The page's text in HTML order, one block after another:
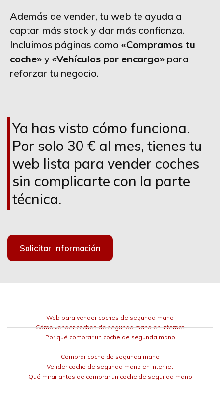
Además de vender, tu web te ayuda a
captar más stock y dar más confianza.
Incluimos páginas como «Compramos tu
coche» y «Vehículos por encargo» para
reforzar tu negocio.
Ya has visto cómo funciona.
Por solo 30 € al mes, tienes tu
web lista para vender coches
sin complicarte con la parte
técnica.
Solicitar información
Web para vender coches de segunda mano
Cómo vender coches de segunda mano en internet
Por qué comprar un coche de segunda mano
Comprar coche de segunda mano
Vender coche de segunda mano en internet
Qué mirar antes de comprar un coche de segunda mano